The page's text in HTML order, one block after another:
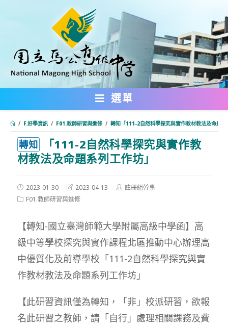
內
選單
/ F.好學資訊 / F01.教師研習與進修 / 轉知「111-2自然科學探究與實作教材教法及命題系
轉知
「111-2自然科學探究與實作教
材教法及命題系列工作坊」
Post
published:
2023-01-30
Post
last
modified:
2023-04-13
Post註冊組幹事
PostF01.教師研習與進修
【轉知-國立臺灣師範大學附屬高級中學函】高
級中等學校探究與實作課程北區推動中心辦理高
中優質化及前導學校「111-2自然科學探究與實
作教材教法及命題系列工作坊」
【此研習資訊僅為轉知，「非」校派研習，欲報
名此研習之教師，請「自行」處理相關課務及費